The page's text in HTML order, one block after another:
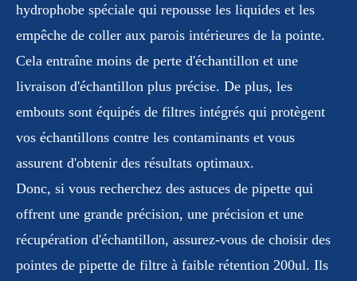
hydrophobe spéciale qui repousse les liquides et les
empêche de coller aux parois intérieures de la pointe.
Cela entraîne moins de perte d'échantillon et une
livraison d'échantillon plus précise. De plus, les
embouts sont équipés de filtres intégrés qui protègent
vos échantillons contre les contaminants et vous
assurent d'obtenir des résultats optimaux.
Donc, si vous recherchez des astuces de pipette qui
offrent une grande précision, une précision et une
récupération d'échantillon, assurez-vous de choisir des
pointes de pipette de filtre à faible rétention 200ul. Ils